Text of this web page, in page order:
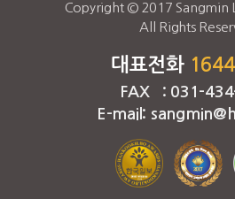
Copyright © 2017 Sangmin
All Rights
대표전화
FAX : 031-
E-mail: